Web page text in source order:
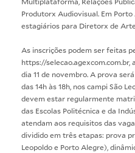
Produtorx Audiovisual. Em
estagiários para Diretorx de
As inscrições podem ser feitas
https://
dia 11 de novembro. A prova
das 14h às 18h, nos campi São
devem estar regularmente
das Escolas Politécnica e da
atendam aos requisitos das
dividido em três etapas: prova
Leopoldo e Porto Alegre),